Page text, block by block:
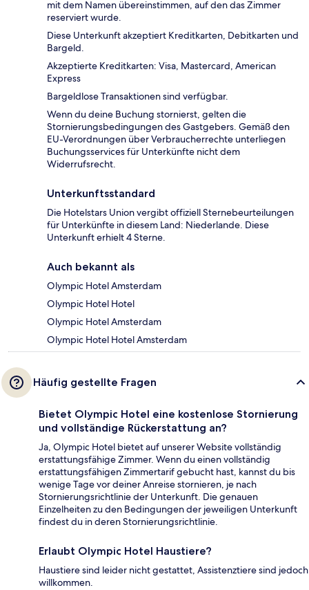
mit dem Namen übereinstimmen, auf den das Zimmer
reserviert wurde.
Diese Unterkunft akzeptiert Kreditkarten, Debitkarten und
Bargeld.
Akzeptierte Kreditkarten: Visa, Mastercard, American
Express
Bargeldlose Transaktionen sind verfügbar.
Wenn du deine Buchung stornierst, gelten die
Stornierungsbedingungen des Gastgebers. Gemäß den
EU-Verordnungen über Verbraucherrechte unterliegen
Buchungsservices für Unterkünfte nicht dem
Widerrufsrecht.
Unterkunftsstandard
Die Hotelstars Union vergibt offiziell Sternebeurteilungen
für Unterkünfte in diesem Land: Niederlande. Diese
Unterkunft erhielt 4 Sterne.
Auch bekannt als
Olympic Hotel Amsterdam
Olympic Hotel Hotel
Olympic Hotel Amsterdam
Olympic Hotel Hotel Amsterdam
Häufig gestellte Fragen
Bietet Olympic Hotel eine kostenlose Stornierung
und vollständige Rückerstattung an?
Ja, Olympic Hotel bietet auf unserer Website vollständig
erstattungsfähige Zimmer. Wenn du einen vollständig
erstattungsfähigen Zimmertarif gebucht hast, kannst du bis
wenige Tage vor deiner Anreise stornieren, je nach
Stornierungsrichtlinie der Unterkunft. Die genauen
Einzelheiten zu den Bedingungen der jeweiligen Unterkunft
findest du in deren Stornierungsrichtlinie.
Erlaubt Olympic Hotel Haustiere?
Haustiere sind leider nicht gestattet, Assistenztiere sind jedoch
willkommen.